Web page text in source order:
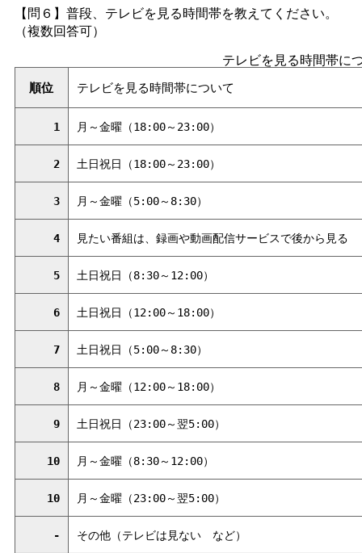
【問６】普段、テレビを見る時間帯を教えてください。
（複数回答可）
テレビを見る時間帯に
順位 テレビを見る時間帯について
1 月～金曜（18:00～23:00）
2 土日祝日（18:00～23:00）
3 月～金曜（5:00～8:30）
4 見たい番組は、録画や動画配信サービスで後から見る
5 土日祝日（8:30～12:00）
6 土日祝日（12:00～18:00）
7 土日祝日（5:00～8:30）
8 月～金曜（12:00～18:00）
9 土日祝日（23:00～翌5:00）
10 月～金曜（8:30～12:00）
10 月～金曜（23:00～翌5:00）
- その他（テレビは見ない など）